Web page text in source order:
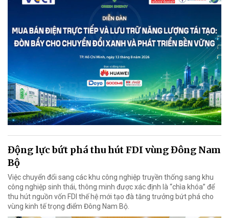
Động lực bứt phá thu hút FDI vùng Đông Nam
Bộ
Việc chuyển đổi sang các khu công nghiệp truyền thống sang khu
công nghiệp sinh thái, thông minh được xác định là “chìa khóa” để
thu hút nguồn vốn FDI thế hệ mới tạo đà tăng trưởng bứt phá cho
vùng kinh tế trọng điểm Đông Nam Bộ.